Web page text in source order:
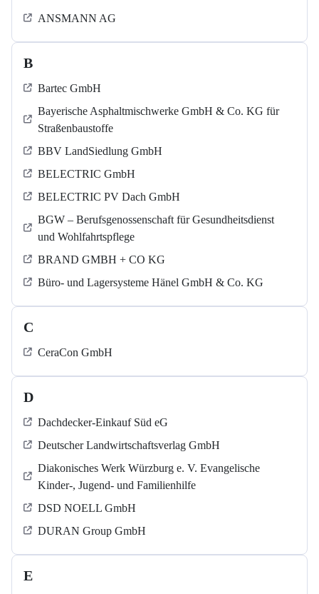
ANSMANN AG
B
Bartec GmbH
Bayerische Asphaltmischwerke GmbH & Co. KG für
Straßenbaustoffe
BBV LandSiedlung GmbH
BELECTRIC GmbH
BELECTRIC PV Dach GmbH
BGW – Berufsgenossenschaft für Gesundheitsdienst
und Wohlfahrtspflege
BRAND GMBH + CO KG
Büro- und Lagersysteme Hänel GmbH & Co. KG
C
CeraCon GmbH
D
Dachdecker-Einkauf Süd eG
Deutscher Landwirtschaftsverlag GmbH
Diakonisches Werk Würzburg e. V. Evangelische
Kinder-, Jugend- und Familienhilfe
DSD NOELL GmbH
DURAN Group GmbH
E